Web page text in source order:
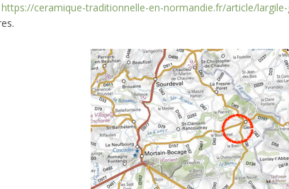
https://ceramique-traditionnelle-en-normandie.fr/article/
Image